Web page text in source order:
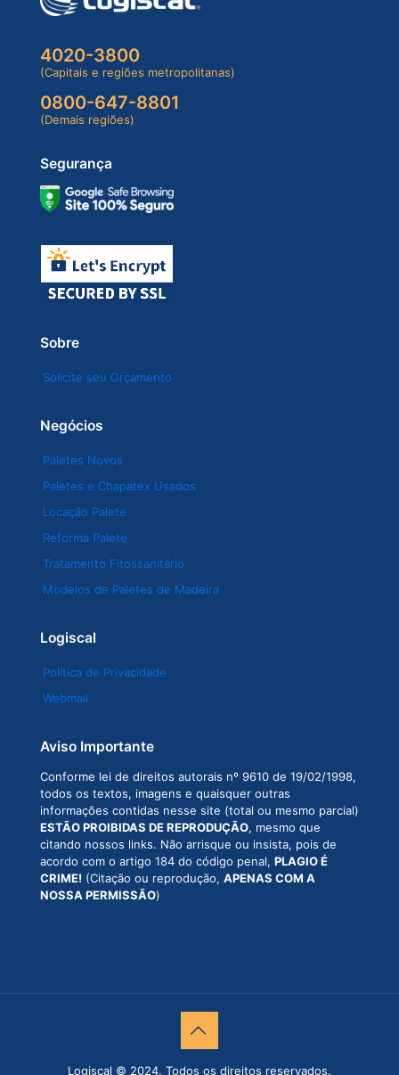
4020-3800
(Capitais e regiões metropolitanas)
0800-647-8801
(Demais regiões)
Segurança
Sobre
Solicite seu Orçamento
Negócios
Paletes Novos
Paletes e Chapatex Usados
Locação Palete
Reforma Palete
Tratamento Fitossanitário
Modelos de Paletes de Madeira
Logiscal
Política de Privacidade
Webmail
Aviso Importante
Conforme lei de direitos autorais nº 9610 de 19/02/1998,
todos os textos, imagens e quaisquer outras
informações contidas nesse site (total ou mesmo parcial)
ESTÃO PROIBIDAS DE REPRODUÇÃO, mesmo que
citando nossos links. Não arrisque ou insista, pois de
acordo com o artigo 184 do código penal, PLAGIO É
CRIME! (Citação ou reprodução, APENAS COM A
NOSSA PERMISSÃO)
Logiscal © 2024. Todos os direitos reservados.